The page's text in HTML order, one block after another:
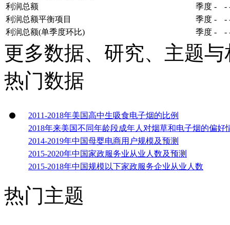
利润总额
季度 - -
利润总额平衡项目
季度 - -
利润总额(单季度环比)
季度 - -
更多数据、研究、主题
热门数据
2011-2018年美国高中生吸食电子烟的比例
2018年来美国不同年龄段成年人对烟草和电子烟的偏好
2014-2019年中国母婴电商用户规模及预测
2015-2020年中国家政服务业从业人数及预测
2015-2018年中国规模以下家政服务企业从业人数
热门主题